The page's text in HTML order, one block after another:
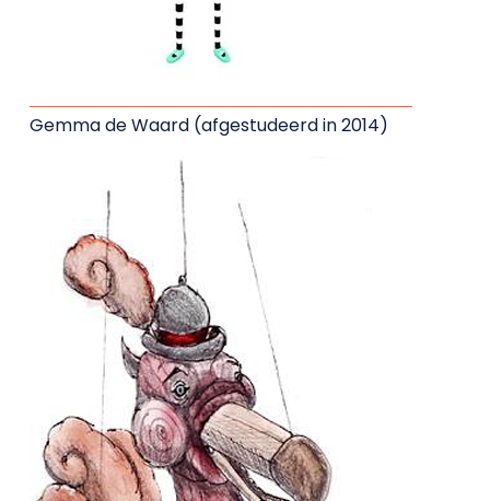
Gemma de Waard (afgestudeerd in 2014)